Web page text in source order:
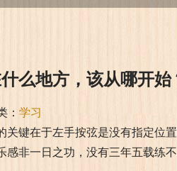
么地方，该从哪开始
： 学习
关键在于左手按弦是没有指定位
感非一日之功，没有三年五载练